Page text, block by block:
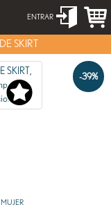
ENTRAR
SKIRT
-39%